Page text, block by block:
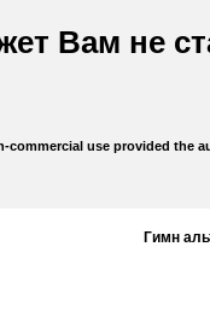
Вам не
use provided the
Гимн